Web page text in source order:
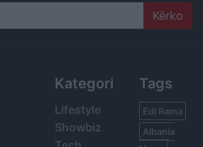
Kategori
Lifestyle
Showbiz
Tags
Edi Rama
Albania